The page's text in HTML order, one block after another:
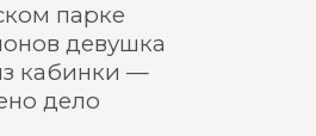
парке
девушка
кабинки —
дело